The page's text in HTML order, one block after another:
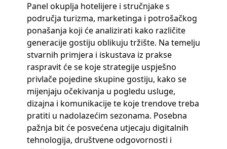
Panel okuplja hotelijere i stručnjake s
područja turizma, marketinga i potrošačkog
ponašanja koji će analizirati kako različite
generacije gostiju oblikuju tržište. Na temelju
stvarnih primjera i iskustava iz prakse
raspravit će se koje strategije uspješno
privlače pojedine skupine gostiju, kako se
mijenjaju očekivanja u pogledu usluge,
dizajna i komunikacije te koje trendove treba
pratiti u nadolazećim sezonama. Posebna
pažnja bit će posvećena utjecaju digitalnih
tehnologija, društvene odgovornosti i